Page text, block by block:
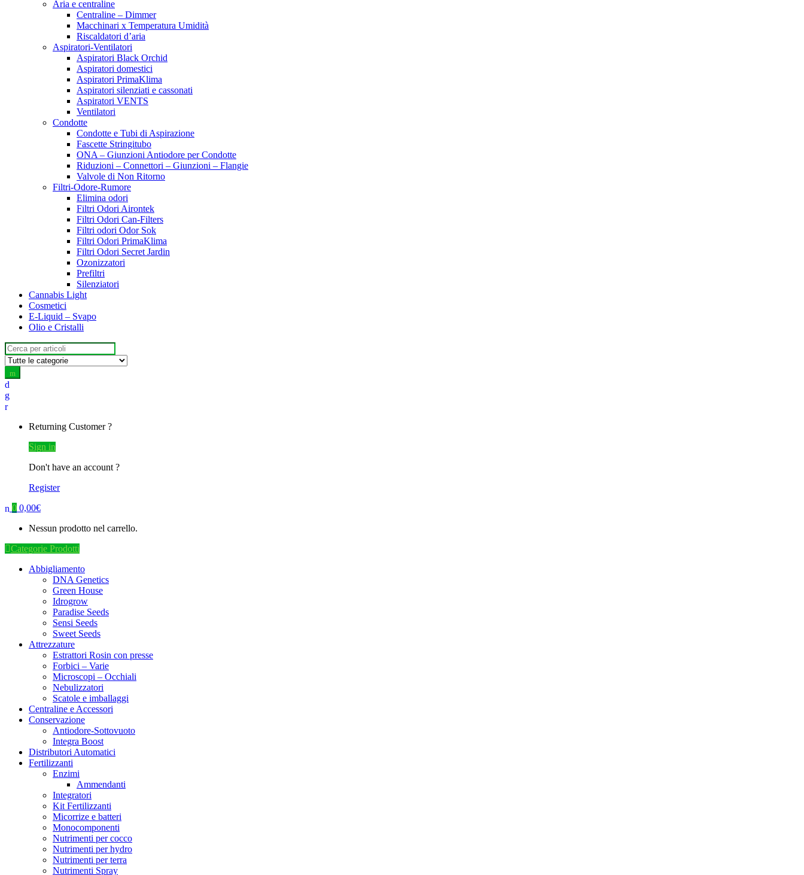
Aria e centraline
Centraline – Dimmer
Macchinari x Temperatura Umidità
Riscaldatori d’aria
Aspiratori-Ventilatori
Aspiratori Black Orchid
Aspiratori domestici
Aspiratori PrimaKlima
Aspiratori silenziati e cassonati
Aspiratori VENTS
Ventilatori
Condotte
Condotte e Tubi di Aspirazione
Fascette Stringitubo
ONA – Giunzioni Antiodore per Condotte
Riduzioni – Connettori – Giunzioni – Flangie
Valvole di Non Ritorno
Filtri-Odore-Rumore
Elimina odori
Filtri Odori Airontek
Filtri Odori Can-Filters
Filtri odori Odor Sok
Filtri Odori PrimaKlima
Filtri Odori Secret Jardin
Ozonizzatori
Prefiltri
Silenziatori
Cannabis Light
Cosmetici
E-Liquid – Svapo
Olio e Cristalli
Search for:
Returning Customer ?
Sign in
Don't have an account ?
Register
0 0,00€
Nessun prodotto nel carrello.
Categorie Prodotti
Abbigliamento
DNA Genetics
Green House
Idrogrow
Paradise Seeds
Sensi Seeds
Sweet Seeds
Attrezzature
Estrattori Rosin con presse
Forbici – Varie
Microscopi – Occhiali
Nebulizzatori
Scatole e imballaggi
Centraline e Accessori
Conservazione
Antiodore-Sottovuoto
Integra Boost
Distributori Automatici
Fertilizzanti
Enzimi
Ammendanti
Integratori
Kit Fertilizzanti
Micorrize e batteri
Monocomponenti
Nutrimenti per cocco
Nutrimenti per hydro
Nutrimenti per terra
Nutrimenti Spray